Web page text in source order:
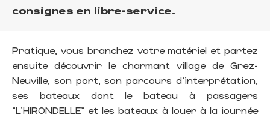
consignes en libre-service.
Pratique, vous branchez votre matériel et partez
ensuite découvrir le charmant village de Grez-
Neuville, son port, son parcours d'interprétation,
ses bateaux dont le bateau à passagers
"L'HIRONDELLE" et les bateaux à louer à la journée